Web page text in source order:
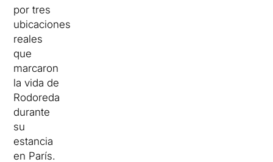
por tres
ubicaciones
reales
que
marcaron
la vida de
Rodoreda
durante
su
estancia
en París.